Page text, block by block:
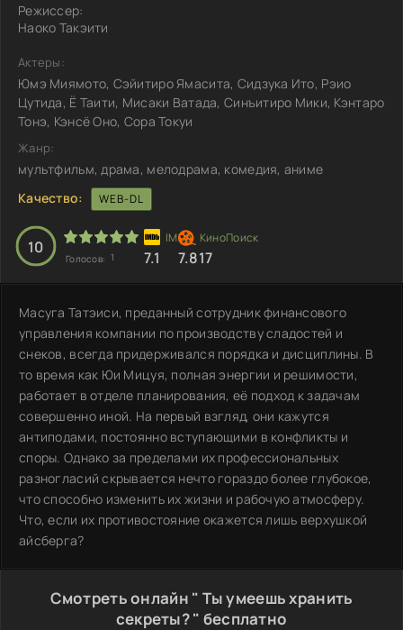
Режиссер:
Наоко Такэити
Актеры:
Юмэ Миямото, Сэйитиро Ямасита, Сидзука Ито, Рэио
Цутида, Ё Таити, Мисаки Ватада, Синъитиро Мики, Кэнтаро
Тонэ, Кэнсё Оно, Сора Токуи
Жанр:
мультфильм, драма, мелодрама, комедия, аниме
Качество:
WEB-DL
10
Голосов: 1 7.1 7.817
Масуга Татэиси, преданный сотрудник финансового
управления компании по производству сладостей и
снеков, всегда придерживался порядка и дисциплины. В
то время как Юи Мицуя, полная энергии и решимости,
работает в отделе планирования, её подход к задачам
совершенно иной. На первый взгляд, они кажутся
антиподами, постоянно вступающими в конфликты и
споры. Однако за пределами их профессиональных
разногласий скрывается нечто гораздо более глубокое,
что способно изменить их жизни и рабочую атмосферу.
Что, если их противостояние окажется лишь верхушкой
айсберга?
Смотреть онлайн " Ты умеешь хранить
секреты? " бесплатно